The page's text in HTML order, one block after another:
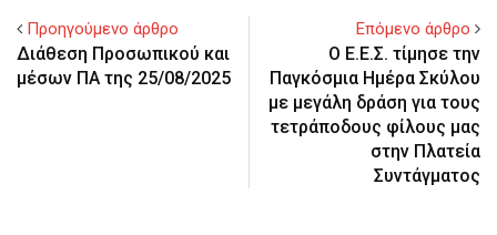
Προηγούμενο άρθρο
Διάθεση Προσωπικού και
μέσων ΠΑ της 25/08/2025
Επόμενο άρθρο
O Ε.Ε.Σ. τίμησε την
Παγκόσμια Ημέρα Σκύλου
με μεγάλη δράση για τους
τετράποδους φίλους μας
στην Πλατεία
Συντάγματος